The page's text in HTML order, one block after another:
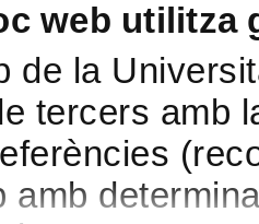
web utilitza
de la
tercers amb
amb